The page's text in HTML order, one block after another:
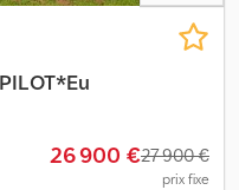
26 900 €27 900 €
prix fixe